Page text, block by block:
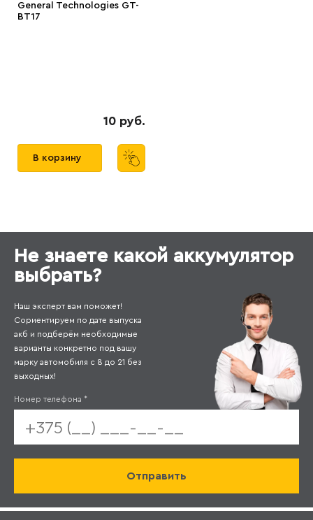
General Technologies GT-
BT17
10 руб.
В корзину
Не знаете какой аккумулятор
выбрать?
Наш эксперт вам поможет!
Сориентируем по дате выпуска
акб и подберём необходимые
варианты конкретно под вашу
марку автомобиля с 8 до 21 без
выходных!
Номер телефона *